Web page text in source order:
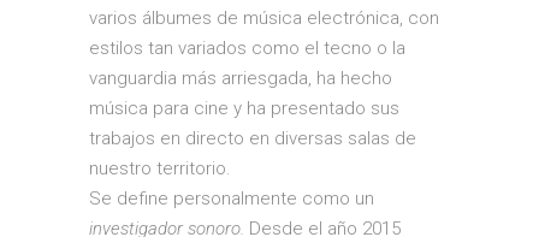
varios álbumes de música electrónica, con
estilos tan variados como el tecno o la
vanguardia más arriesgada, ha hecho
música para cine y ha presentado sus
trabajos en directo en diversas salas de
nuestro territorio.
Se define personalmente como un
investigador sonoro. Desde el año 2015